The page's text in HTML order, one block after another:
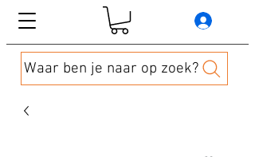
Waar ben je naar op zoek?